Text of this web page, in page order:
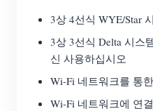
PV 랭킹
3상 4선식 WYE/Star
3상 3선식 Delta 시스
신 사용하십시오
Wi-Fi 네트워크를 통
Wi-Fi 네트워크에 연